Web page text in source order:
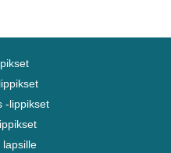
-lippikset
lapsille